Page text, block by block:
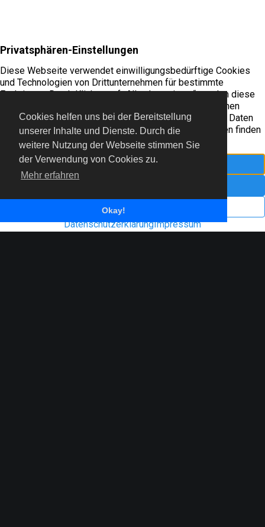
Cookies helfen uns bei der Bereitstellung
unserer Inhalte und Dienste. Durch die
weitere Nutzung der Webseite stimmen Sie
der Verwendung von Cookies zu.
Mehr erfahren
Okay!
© 2022 Freiflieger Niederrhein e.V.
Impressum Datenschutzerklärung